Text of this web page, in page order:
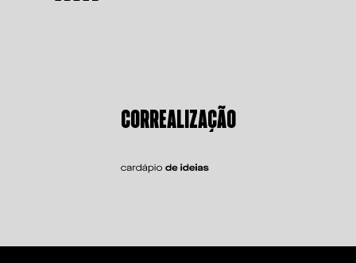
CORREALIZAÇÃO